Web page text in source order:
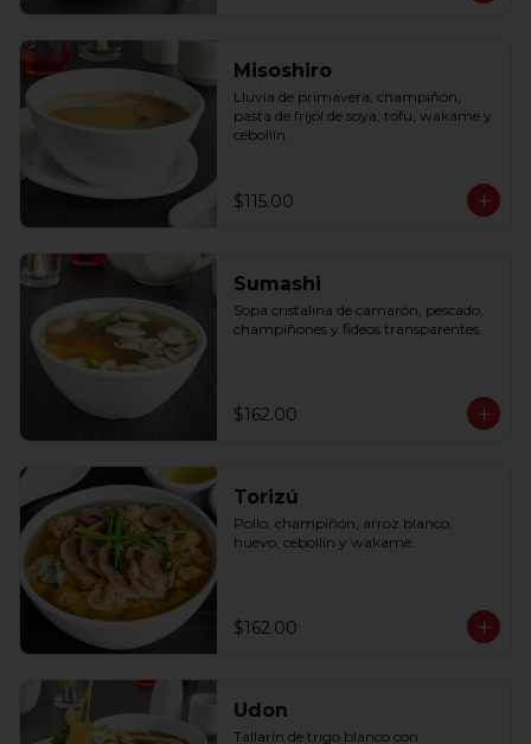
Misoshiro
Lluvia de primavera, champiñón,
pasta de frijol de soya, tofu, wakame y
cebollín.
$115.00
Sumashi
Sopa cristalina de camarón, pescado,
champiñones y fideos transparentes.
$162.00
Torizú
Pollo, champiñón, arroz blanco,
huevo, cebollín y wakame.
$162.00
Udon
Tallarín de trigo blanco con